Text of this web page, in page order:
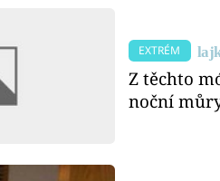
EXTRÉM
Z těchto
noční